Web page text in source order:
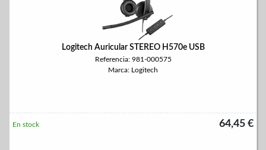
Logitech Auricular STEREO H570e USB
Referencia: 981-000575
Marca: Logitech
64,45 €
En stock